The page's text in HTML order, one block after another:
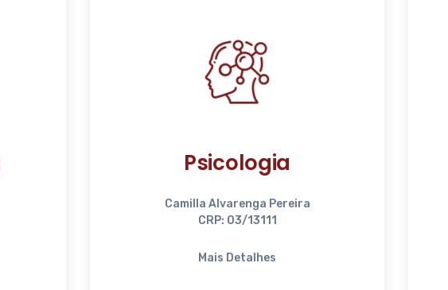
Psicologia
Camilla Alvarenga Pereira
CRP: 03/13111
Mais Detalhes